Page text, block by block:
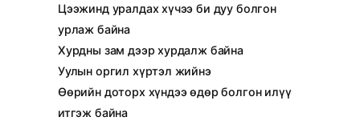
Цээжинд уралдах хүчээ би дуу болгон
урлаж байна
Хурдны зам дээр хурдалж байна
Уулын оргил хүртэл жийнэ
Өөрийн доторх хүндээ өдөр болгон илүү
итгэж байна